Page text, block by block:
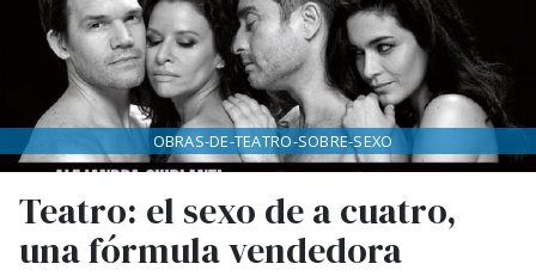
Teatro: el sexo de a cuatro,
una fórmula vendedora
OBRAS-DE-TEATRO-SOBRE-SEXO